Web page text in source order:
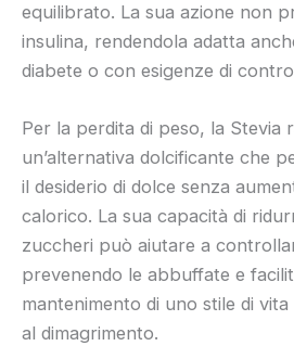
equilibrato. La sua azione non
insulina, rendendola adatta
diabete o con esigenze di
Per la perdita di peso, la Stevia
un’alternativa dolcificante che
il desiderio di dolce senza
calorico. La sua capacità di
zuccheri può aiutare a
prevenendo le abbuffate e
mantenimento di uno stile di
al dimagrimento.